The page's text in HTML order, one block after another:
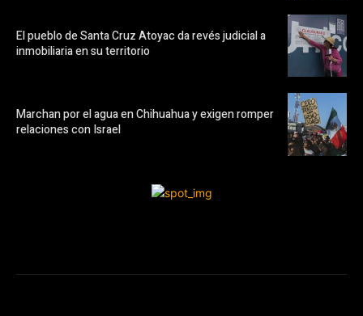
El pueblo de Santa Cruz Atoyac da revés judicial a
inmobiliaria en su territorio
Marchan por el agua en Chihuahua y exigen romper
relaciones con Israel